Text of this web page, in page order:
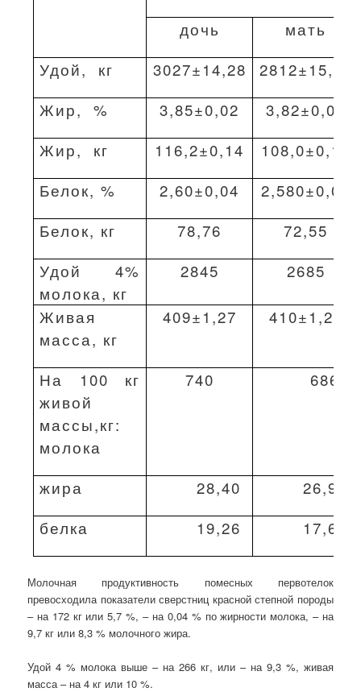
дочь
мать
Удой,
кг 3027±14,28
2812±15,20
Жир,
% 3,85±0,02
3,82±0,02
Жир,
кг 116,2±0,14
108,0±0,19
Белок, %
2,60±0,04
2,580±0,03
Белок, кг
78,76
72,55
Удой 4%
молока, кг
2845 2685
Живая
масса, кг
409±1,27 410±1,29
На 100 кг
живой
массы,кг:
молока
740 686
жира 28,40
26,94
белка
19,26 17,69
Молочная продуктивность помесных первотелок
превосходила показатели сверстниц красной степной породы
– на 172 кг или 5,7 %, – на 0,04 % по жирности молока, – на
9,7 кг или 8,3 % молочного жира.
Удой 4 % молока выше – на 266 кг, или – на 9,3 %, живая
масса – на 4 кг или 10 %.